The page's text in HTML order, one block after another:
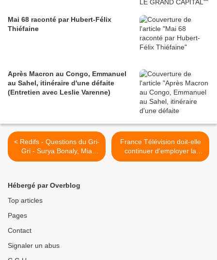
Mai 68 raconté par Hubert-Félix
Thiéfaine
Après Macron au Congo, Emmanuel
au Sahel, itinéraire d'une défaite
(Entretien avec Leslie Varenne)
< Redifs - Questions du Gri-
Gri - Surya Bonaly, Mia
Frye, JoeyStarr - mars
France Télévision doit-elle
continuer d'employer la
faussaire Martine Laroche-
Hébergé par Overblog
Top articles
Pages
Contact
Signaler un abus